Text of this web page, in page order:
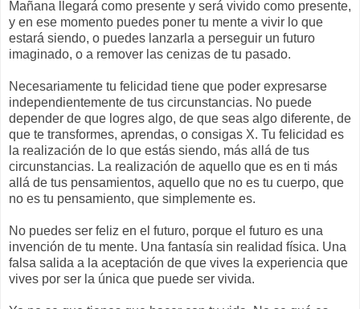
Mañana llegará como presente y será vivido como presente,
y en ese momento puedes poner tu mente a vivir lo que
estará siendo, o puedes lanzarla a perseguir un futuro
imaginado, o a remover las cenizas de tu pasado.
Necesariamente tu felicidad tiene que poder expresarse
independientemente de tus circunstancias. No puede
depender de que logres algo, de que seas algo diferente, de
que te transformes, aprendas, o consigas X. Tu felicidad es
la realización de lo que estás siendo, más allá de tus
circunstancias. La realización de aquello que es en ti más
allá de tus pensamientos, aquello que no es tu cuerpo, que
no es tu pensamiento, que simplemente es.
No puedes ser feliz en el futuro, porque el futuro es una
invención de tu mente. Una fantasía sin realidad física. Una
falsa salida a la aceptación de que vives la experiencia que
vives por ser la única que puede ser vivida.